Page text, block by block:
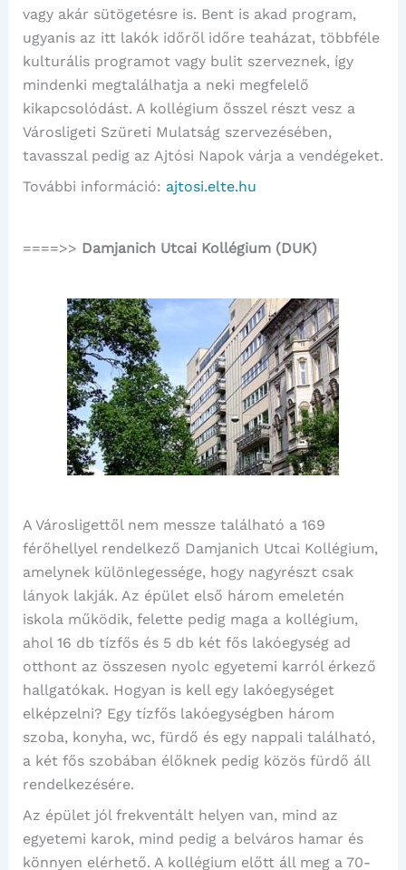
vagy akár sütögetésre is. Bent is akad program,
ugyanis az itt lakók időről időre teaházat, többféle
kulturális programot vagy bulit szerveznek, így
mindenki megtalálhatja a neki megfelelő
kikapcsolódást. A kollégium ősszel részt vesz a
Városligeti Szüreti Mulatság szervezésében,
tavasszal pedig az Ajtósi Napok várja a vendégeket.
További információ: ajtosi.elte.hu
====>> Damjanich Utcai Kollégium (DUK)
A Városligettől nem messze található a 169
férőhellyel rendelkező Damjanich Utcai Kollégium,
amelynek különlegessége, hogy nagyrészt csak
lányok lakják. Az épület első három emeletén
iskola működik, felette pedig maga a kollégium,
ahol 16 db tízfős és 5 db két fős lakóegység ad
otthont az összesen nyolc egyetemi karról érkező
hallgatókak. Hogyan is kell egy lakóegységet
elképzelni? Egy tízfős lakóegységben három
szoba, konyha, wc, fürdő és egy nappali található,
a két fős szobában élőknek pedig közös fürdő áll
rendelkezésére.
Az épület jól frekventált helyen van, mind az
egyetemi karok, mind pedig a belváros hamar és
könnyen elérhető. A kollégium előtt áll meg a 70-